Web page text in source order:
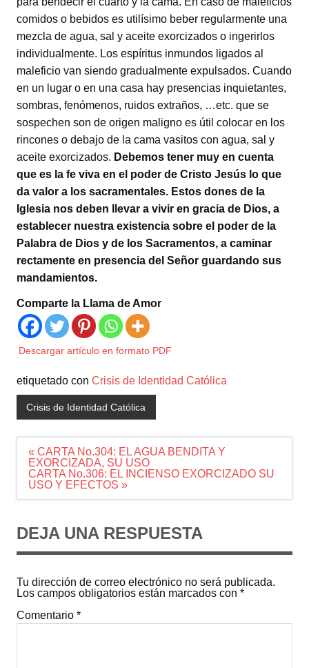
comidos o bebidos es utilísimo beber regularmente una
mezcla de agua, sal y aceite exorcizados o ingerirlos
individualmente. Los espíritus inmundos ligados al
maleficio van siendo gradualmente expulsados. Cuando
en un lugar o en una casa hay presencias inquietantes,
sombras, fenómenos, ruidos extraños, …etc. que se
sospechen son de origen maligno es útil colocar en los
rincones o debajo de la cama vasitos con agua, sal y
aceite exorcizados. Debemos tener muy en cuenta
que es la fe viva en el poder de Cristo Jesús lo que
da valor a los sacramentales. Estos dones de la
Iglesia nos deben llevar a vivir en gracia de Dios, a
establecer nuestra existencia sobre el poder de la
Palabra de Dios y de los Sacramentos, a caminar
rectamente en presencia del Señor guardando sus
mandamientos.
Comparte la Llama de Amor
Descargar artículo en formato PDF
etiquetado con Crisis de Identidad Católica
Crisis de Identidad Católica
Navegación
de
entradas
« CARTA No.304: EL AGUA BENDITA Y
EXORCIZADA, SU USO
CARTA No.306: EL INCIENSO EXORCIZADO SU
USO Y EFECTOS »
DEJA UNA RESPUESTA
Tu dirección de correo electrónico no será publicada.
Los campos obligatorios están marcados con *
Comentario *